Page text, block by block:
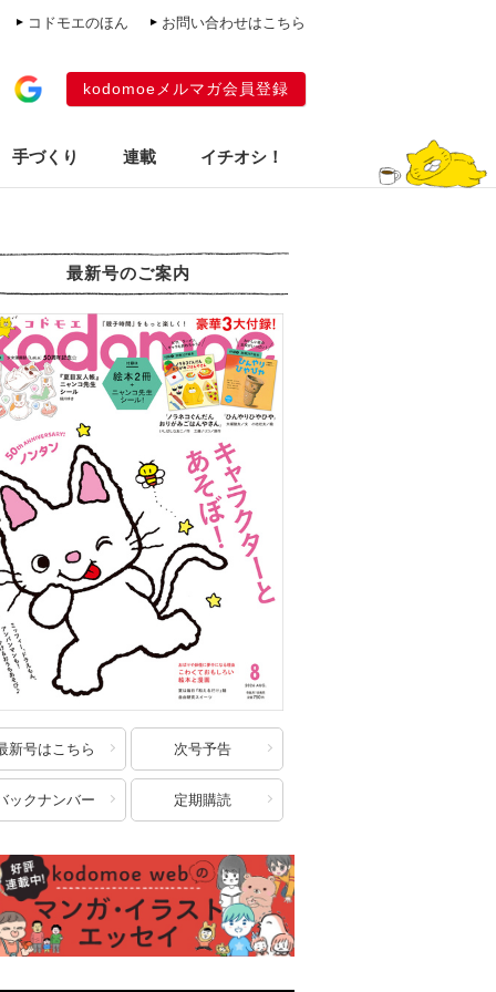
コドモエのほん お問い合わせはこちら
kodomoeメルマガ会員登録
手づくり 連載 イチオシ！
最新号のご案内
新号はこちら 次号予告
ックナンバー 定期購読